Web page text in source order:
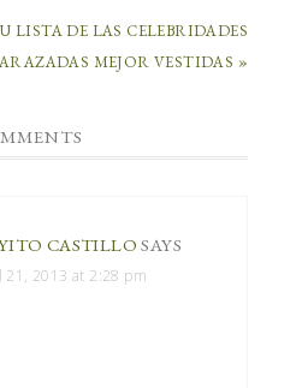
LISTA DE LAS CELEBRIDADES
MEJOR VESTIDAS »
CASTILLO SAYS
21, 2013 at 2:28 pm